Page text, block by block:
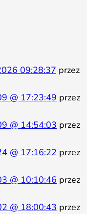
09:28:37 przez
@ 17:23:49 przez
@ 14:54:03 przez
@ 17:16:22 przez
@ 10:10:46 przez
@ 18:00:43 przez